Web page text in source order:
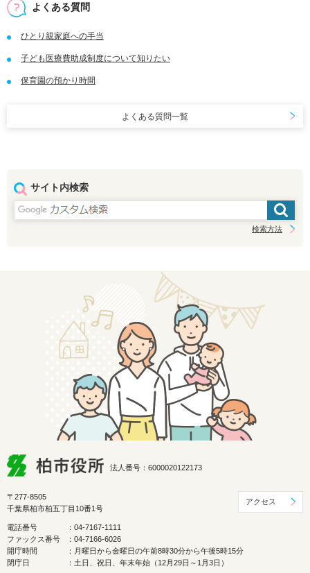
よくある質問
ひとり親家庭への手当
子ども医療費助成制度について知りたい
保育園の預かり時間
よくある質問一覧
サイト内検索
検索方法
法人番号：6000020122173
〒277-8505
千葉県柏市柏五丁目10番1号
アクセス
電話番号
：04-7167-1111
ファックス番号
：04-7166-6026
開庁時間
：月曜日から金曜日の午前8時30分から午後5時15分
閉庁日
：土日、祝日、年末年始（12月29日～1月3日）